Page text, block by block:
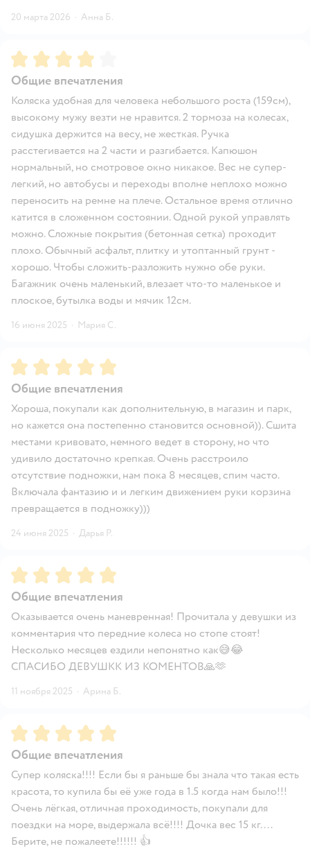
20 марта 2026 · Анна Б.
Рейтинг:4
Общие впечатления
Коляска удобная для человека небольшого роста (159см),
высокому мужу везти не нравится. 2 тормоза на колесах,
сидушка держится на весу, не жесткая. Ручка
расстегивается на 2 части и разгибается. Капюшон
нормальный, но смотровое окно никакое. Вес не супер-
легкий, но автобусы и переходы вполне неплохо можно
переносить на ремне на плече. Остальное время отлично
катится в сложенном состоянии. Одной рукой управлять
можно. Сложные покрытия (бетонная сетка) проходит
плохо. Обычный асфальт, плитку и утоптанный грунт -
хорошо. Чтобы сложить-разложить нужно обе руки.
Багажник очень маленький, влезает что-то маленькое и
плоское, бутылка воды и мячик 12см.
16 июня 2025 · Мария С.
Рейтинг:5
Общие впечатления
Хороша, покупали как дополнительную, в магазин и парк,
но кажется она постепенно становится основной)). Сшита
местами кривовато, немного ведет в сторону, но что
удивило достаточно крепкая. Очень расстроило
отсутствие подножки, нам пока 8 месяцев, спим часто.
Включала фантазию и и легким движением руки корзина
превращается в подножку)))
24 июня 2025 · Дарья Р.
Рейтинг:5
Общие впечатления
Оказывается очень маневренная! Прочитала у девушки из
комментария что передние колеса но стопе стоят!
Несколько месяцев ездили непонятно как😅😂
СПАСИБО ДЕВУШКК ИЗ КОМЕНТОВ🙏🫶
11 ноября 2025 · Арина Б.
Рейтинг:5
Общие впечатления
Супер коляска!!!! Если бы я раньше бы знала что такая есть
красота, то купила бы её уже года в 1.5 когда нам было!!!
Очень лёгкая, отличная проходимость, покупали для
поездки на море, выдержала всё!!!! Дочка вес 15 кг....
Берите, не пожалеете!!!!!! 👍